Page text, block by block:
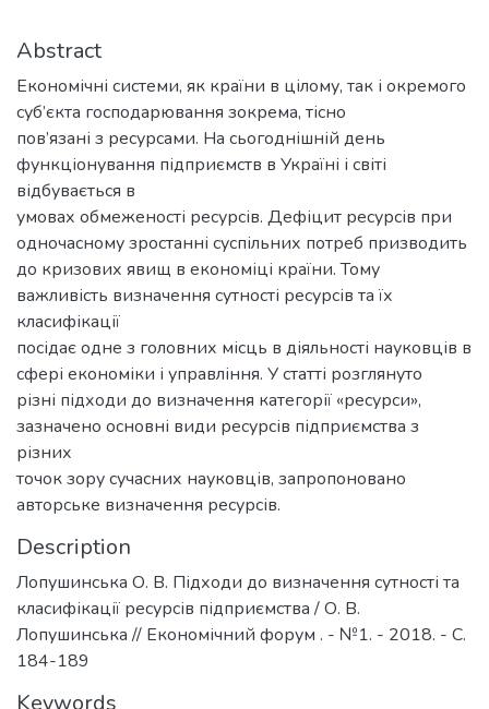
Abstract
Економічні системи, як країни в цілому, так і окремого
суб’єкта господарювання зокрема, тісно
пов’язані з ресурсами. На сьогоднішній день
функціонування підприємств в Україні і світі
відбувається в
умовах обмеженості ресурсів. Дефіцит ресурсів при
одночасному зростанні суспільних потреб призводить
до кризових явищ в економіці країни. Тому
важливість визначення сутності ресурсів та їх
класифікації
посідає одне з головних місць в діяльності науковців в
сфері економіки і управління. У статті розглянуто
різні підходи до визначення категорії «ресурси»,
зазначено основні види ресурсів підприємства з
різних
точок зору сучасних науковців, запропоновано
авторське визначення ресурсів.
Description
Лопушинська О. В. Підходи до визначення сутності та
класифікації ресурсів підприємства / О. В.
Лопушинська // Економічний форум . - №1. - 2018. - С.
184-189
Keywords